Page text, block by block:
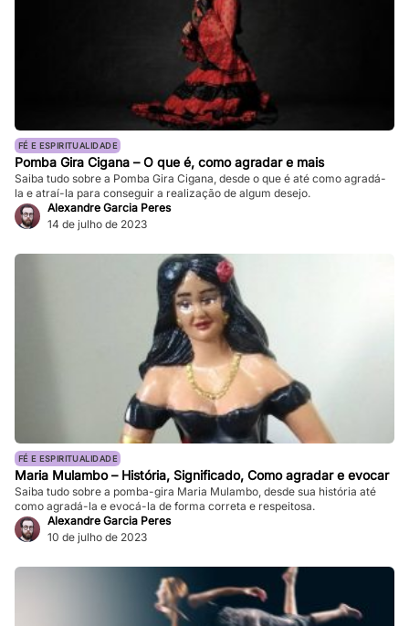
FÉ E ESPIRITUALIDADE
Pomba Gira Cigana – O que é, como agradar e mais
Saiba tudo sobre a Pomba Gira Cigana, desde o que é até como agradá-
la e atraí-la para conseguir a realização de algum desejo.
Alexandre Garcia Peres
14 de julho de 2023
FÉ E ESPIRITUALIDADE
Maria Mulambo – História, Significado, Como agradar e evocar
Saiba tudo sobre a pomba-gira Maria Mulambo, desde sua história até
como agradá-la e evocá-la de forma correta e respeitosa.
Alexandre Garcia Peres
10 de julho de 2023